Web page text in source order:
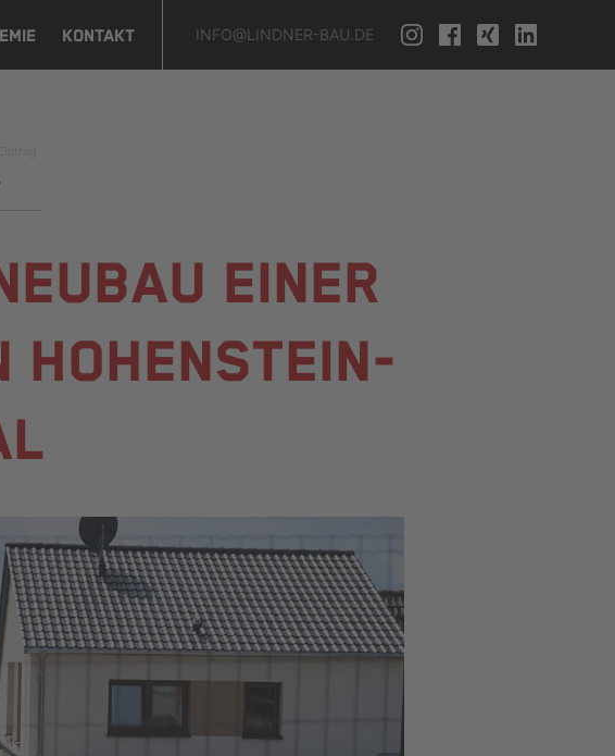
KONTAKT INFO@LINDNER-BAU.DE
EINER
HOHENSTEIN-